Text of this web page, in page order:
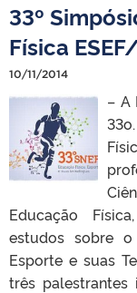
33º
Física
10/11/2014
– A
Educação
estudos sobre o
Esporte e suas
três palestrantes